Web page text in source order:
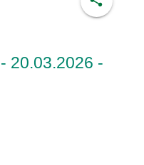
20.03.2026 -